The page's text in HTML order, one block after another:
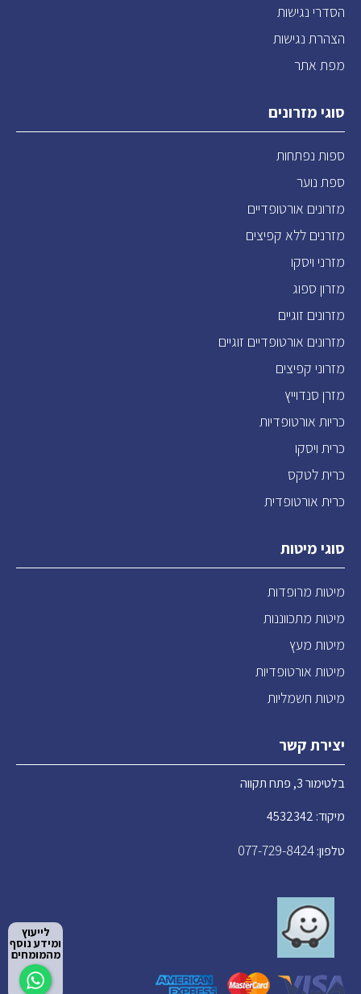
לייעוץ
ומידע נוסף
מהמומחים
הסדרי נגישות
הצהרת נגישות
מפת אתר
סוגי מזרונים
ספות נפתחות
ספת נוער
מזרונים אורטופדיים
מזרנים ללא קפיצים
מזרני ויסקו
מזרון ספוג
מזרונים זוגיים
מזרונים אורטופדיים זוגיים
מזרוני קפיצים
מזרן סנדוייץ
כריות אורטופדיות
כרית ויסקו
כרית לטקס
כרית אורטופדית
סוגי מיטות
מיטות מרופדות
מיטות מתכווננות
מיטות מעץ
מיטות אורטופדיות
מיטות חשמליות
יצירת קשר
בלטימור 3, פתח תקווה
מיקוד: 4532342
טלפון:077-729-8424